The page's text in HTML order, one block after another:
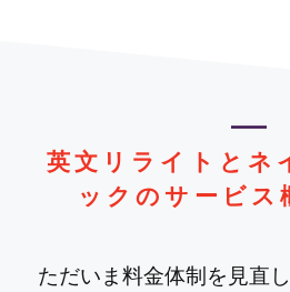
英文リライトとネ
ックのサービス
ただいま料金体制を見直